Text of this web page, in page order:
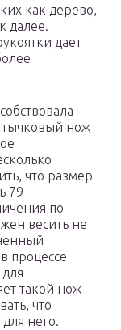
как дерево,
далее.
дает
тычковый нож
что размер
79
по
весить не
процессе
такой нож
что
него.